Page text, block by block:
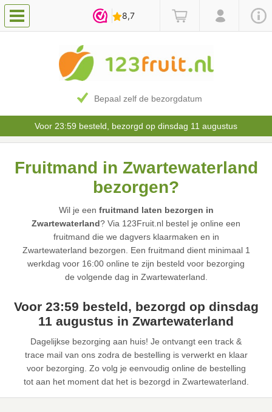
Bepaal zelf de bezorgdatum
Voor 23:59 besteld, bezorgd op dinsdag 11 augustus
Fruitmand in Zwartewaterland
bezorgen?
Wil je een fruitmand laten bezorgen in
Zwartewaterland? Via 123Fruit.nl bestel je online een
fruitmand die we dagvers klaarmaken en in
Zwartewaterland bezorgen. Een fruitmand dient minimaal 1
werkdag voor 16:00 online te zijn besteld voor bezorging
de volgende dag in Zwartewaterland.
Voor 23:59 besteld, bezorgd op dinsdag
11 augustus in Zwartewaterland
Dagelijkse bezorging aan huis! Je ontvangt een track &
trace mail van ons zodra de bestelling is verwerkt en klaar
voor bezorging. Zo volg je eenvoudig online de bestelling
tot aan het moment dat het is bezorgd in Zwartewaterland.